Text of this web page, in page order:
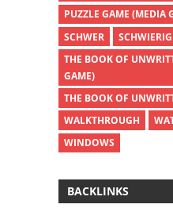
PUZZLE GAME (MEDIA
SCHWER
SCHWIERIG
THE BOOK OF
GAME)
THE BOOK OF
WALKTHROUGH
WINDOWS
BACKLINKS